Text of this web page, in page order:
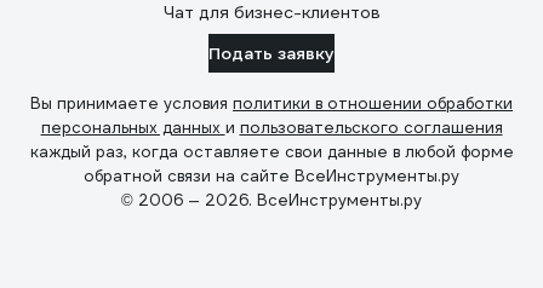
Чат для бизнес-клиентов
Подать заявку
Вы принимаете условия политики в отношении обработки
персональных данных и пользовательского соглашения
каждый раз, когда оставляете свои данные в любой форме
обратной связи на сайте ВсеИнструменты.ру
© 2006 — 2026. ВсеИнструменты.ру